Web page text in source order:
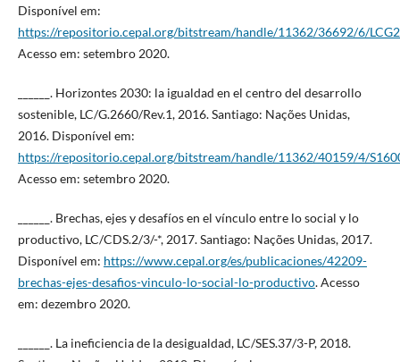
Disponível em:
https://repositorio.cepal.org/bitstream/handle/11362/36692/6/
Acesso em: setembro 2020.
______. Horizontes 2030: la igualdad en el centro del desarrollo
sostenible, LC/G.2660/Rev.1, 2016. Santiago: Nações Unidas,
2016. Disponível em:
https://repositorio.cepal.org/bitstream/handle/11362/40159/4/
Acesso em: setembro 2020.
______. Brechas, ejes y desafíos en el vínculo entre lo social y lo
productivo, LC/CDS.2/3/-*, 2017. Santiago: Nações Unidas, 2017.
Disponível em: https://www.cepal.org/es/publicaciones/42209-
brechas-ejes-desafios-vinculo-lo-social-lo-productivo. Acesso
em: dezembro 2020.
______. La ineficiencia de la desigualdad, LC/SES.37/3-P, 2018.